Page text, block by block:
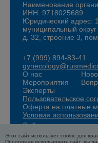
Наименование
ИНН: 9718025689
Юридический адрес:
муниципальный
д. 32, строение 3,
+7 (999) 894-83-41
О нас
Мероприятия
Эксперты
Пользовательское
Оферта на платные
Условия
Сайт для
Этот сайт использует cookie для
Продолжая использовать сайт, вы